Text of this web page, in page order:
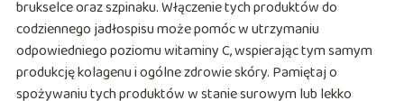
brukselce oraz szpinaku. Włączenie tych produktów do
codziennego jadłospisu może pomóc w utrzymaniu
odpowiedniego poziomu witaminy C, wspierając tym samym
produkcję kolagenu i ogólne zdrowie skóry. Pamiętaj o
spożywaniu tych produktów w stanie surowym lub lekko